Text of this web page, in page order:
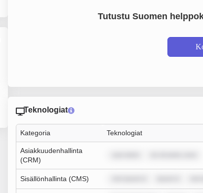
Tutustu Suomen
Teknologiat
Kategoria Teknologiat
Asiakkuudenhallinta
(CRM)
Sisällönhallinta (CMS)